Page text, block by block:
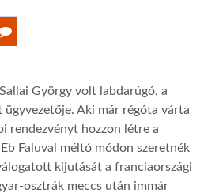
György volt labdarúgó, a
ügyvezetője. Aki már régóta várta
rendezvényt hozzon létre a
Faluval méltó módon szeretnék
kijutását a franciaországi
osztrák meccs után immár